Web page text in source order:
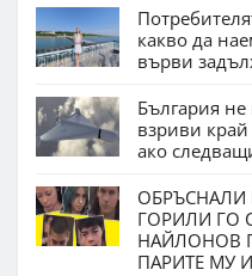
какво да
върви
България
взриви
ако
ОБРЪСНАЛИ
ГОРИЛИ ГО
НАЙЛОНОВ
ПАРИТЕ МУ